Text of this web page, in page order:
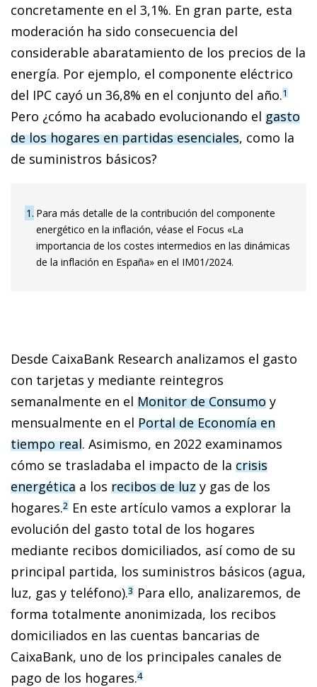
concretamente en el 3,1%. En gran parte, esta
moderación ha sido consecuencia del
considerable abaratamiento de los precios de la
energía. Por ejemplo, el componente eléctrico
del IPC cayó un 36,8% en el conjunto del año.1
Pero ¿cómo ha acabado evolucionando el gasto
de los hogares en partidas esenciales, como la
de suministros básicos?
1 Para más detalle de la contribución del componente
energético en la inflación, véase el Focus «La
importancia de los costes intermedios en las dinámicas
de la inflación en España» en el IM01/2024.
Desde CaixaBank Research analizamos el gasto
con tarjetas y mediante reintegros
semanalmente en el Monitor de Consumo y
mensualmente en el Portal de Economía en
tiempo real. Asimismo, en 2022 examinamos
cómo se trasladaba el im­­pacto de la crisis
energética a los recibos de luz y gas de los
hogares.2 En este artículo vamos a explorar la
evolución del gasto total de los hogares
mediante recibos domiciliados, así como de su
principal partida, los suministros básicos (agua,
luz, gas y teléfono).3 Para ello, analizaremos, de
forma totalmente anonimizada, los recibos
domiciliados en las cuentas bancarias de
CaixaBank, uno de los principales canales de
pago de los hogares.4